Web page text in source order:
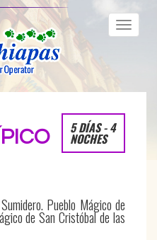
Toggle
5 DÍAS - 4
NOCHES
Pueblo Mágico de
de San Cristóbal de las